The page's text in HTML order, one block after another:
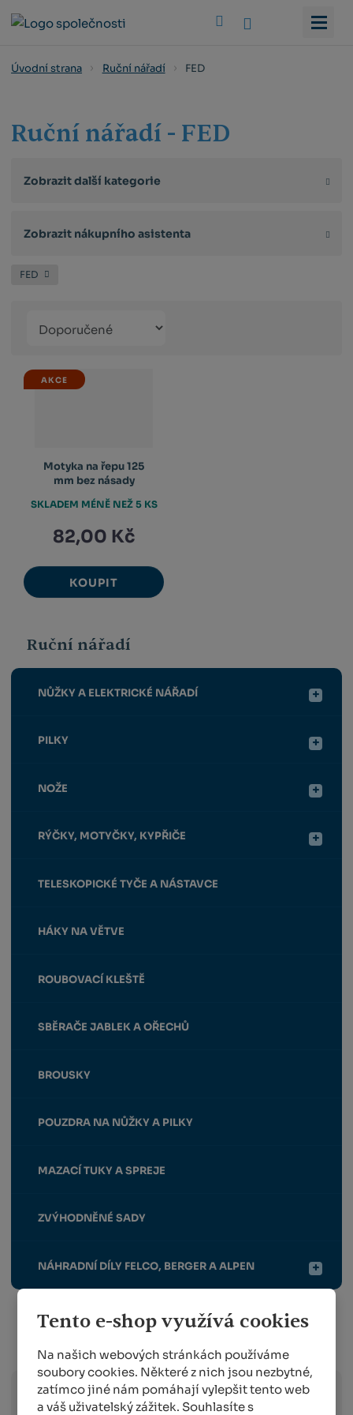
Tento e-shop využívá cookies
Na našich webových stránkách používáme
soubory cookies. Některé z nich jsou nezbytné,
zatímco jiné nám pomáhají vylepšit tento web
a váš uživatelský zážitek. Souhlasíte s
Úvodní strana Ruční nářadí FED
Ruční nářadí - FED
Zobrazit další kategorie
Zobrazit nákupního asistenta
FED
produktů
AKCE
Motyka na řepu 125
mm bez násady
82,00 Kč
KOUPIT
SKLADEM MÉNĚ NEŽ 5 KS
Ruční nářadí
NŮŽKY A ELEKTRICKÉ NÁŘADÍ
PILKY
NOŽE
RÝČKY, MOTYČKY, KYPŘIČE
TELESKOPICKÉ TYČE A NÁSTAVCE
HÁKY NA VĚTVE
ROUBOVACÍ KLEŠTĚ
SBĚRAČE JABLEK A OŘECHŮ
BROUSKY
POUZDRA NA NŮŽKY A PILKY
MAZACÍ TUKY A SPREJE
ZVÝHODNĚNÉ SADY
NÁHRADNÍ DÍLY FELCO, BERGER A ALPEN
Info o přepravě:
Zbožískladem expedujeme následující